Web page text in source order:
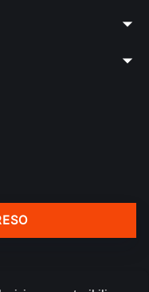
arrow_drop_down
arrow_drop_down